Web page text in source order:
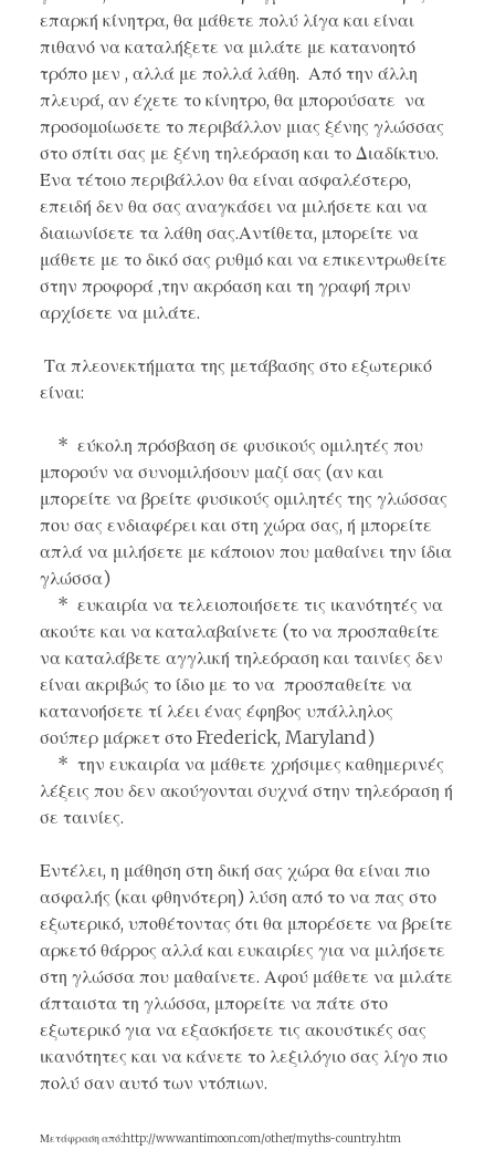
επαρκή κίνητρα, θα μάθετε πολύ λίγα και είναι
πιθανό να καταλήξετε να μιλάτε με κατανοητό
τρόπο μεν , αλλά με πολλά λάθη. Από την άλλη
πλευρά, αν έχετε το κίνητρο, θα μπορούσατε να
προσομοίωσετε το περιβάλλον μιας ξένης γλώσσας
στο σπίτι σας με ξένη τηλεόραση και το Διαδίκτυο.
Ένα τέτοιο περιβάλλον θα είναι ασφαλέστερο,
επειδή δεν θα σας αναγκάσει να μιλήσετε και να
διαιωνίσετε τα λάθη σας.Αντίθετα, μπορείτε να
μάθετε με το δικό σας ρυθμό και να επικεντρωθείτε
στην προφορά ,την ακρόαση και τη γραφή πριν
αρχίσετε να μιλάτε.
Τα πλεονεκτήματα της μετάβασης στο εξωτερικό
είναι:
* εύκολη πρόσβαση σε φυσικούς ομιλητές που
μπορούν να συνομιλήσουν μαζί σας (αν και
μπορείτε να βρείτε φυσικούς ομιλητές της γλώσσας
που σας ενδιαφέρει και στη χώρα σας, ή μπορείτε
απλά να μιλήσετε με κάποιον που μαθαίνει την ίδια
γλώσσα)
* ευκαιρία να τελειοποιήσετε τις ικανότητές να
ακούτε και να καταλαβαίνετε (το να προσπαθείτε
να καταλάβετε αγγλική τηλεόραση και ταινίες δεν
είναι ακριβώς το ίδιο με το να προσπαθείτε να
κατανοήσετε τί λέει ένας έφηβος υπάλληλος
σούπερ μάρκετ στο Frederick, Maryland)
* την ευκαιρία να μάθετε χρήσιμες καθημερινές
λέξεις που δεν ακούγονται συχνά στην τηλεόραση ή
σε ταινίες.
Εντέλει, η μάθηση στη δική σας χώρα θα είναι πιο
ασφαλής (και φθηνότερη) λύση από το να πας στο
εξωτερικό, υποθέτοντας ότι θα μπορέσετε να βρείτε
αρκετό θάρρος αλλά και ευκαιρίες για να μιλήσετε
στη γλώσσα που μαθαίνετε. Αφού μάθετε να μιλάτε
άπταιστα τη γλώσσα, μπορείτε να πάτε στο
εξωτερικό για να εξασκήσετε τις ακουστικές σας
ικανότητες και να κάνετε το λεξιλόγιο σας λίγο πιο
πολύ σαν αυτό των ντόπιων.
Μετάφραση από:http://www.antimoon.com/other/myths-country.htm